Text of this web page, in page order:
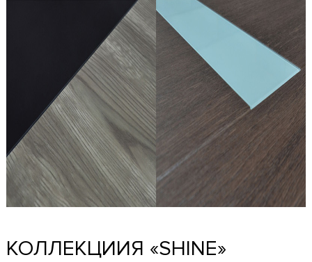
КОЛЛЕКЦИИЯ «SHINE»